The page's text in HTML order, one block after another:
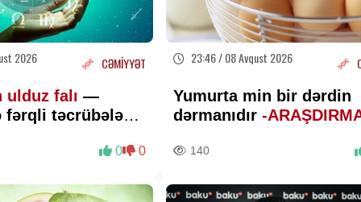
2026 CƏMİYYƏT
ulduz falı —
fərqli təcrübələr
0 0
23:46 / 08 Avqust 2026
Yumurta min bir dərdin
dərmanıdır -
140